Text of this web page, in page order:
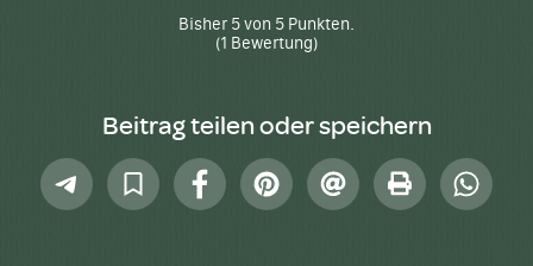
hoch
runter
Bisher 5von 5 Punkten.
(1 Bewertung)
Beitrag teilen oder speichern
Telegram
In
Sammlung
FacebookPinterest
E-
Mail
Drucken